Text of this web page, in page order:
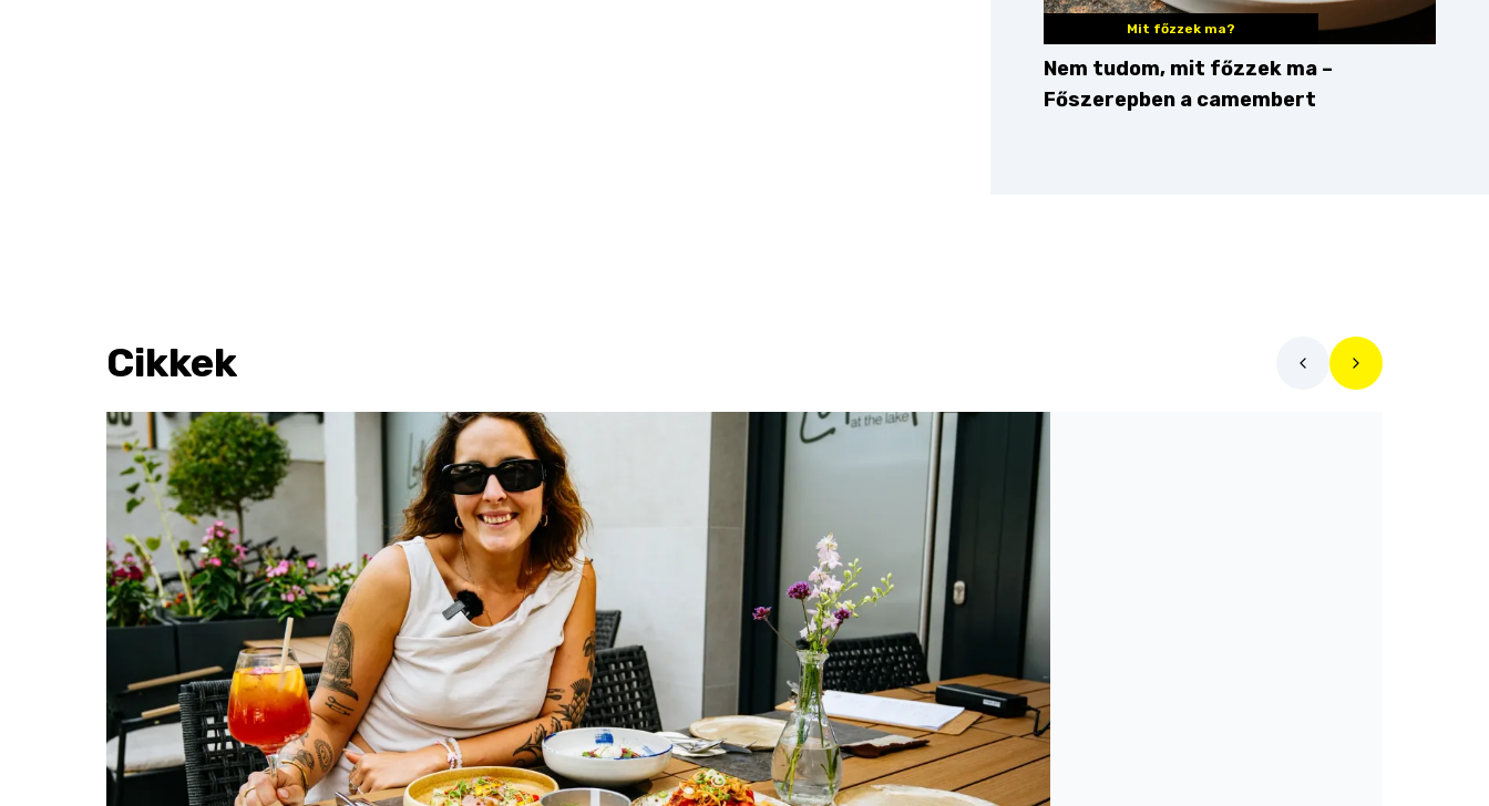
Mit főzzek ma?
Nem tudom, mit főzzek ma –
Főszerepben a camembert
Cikkek